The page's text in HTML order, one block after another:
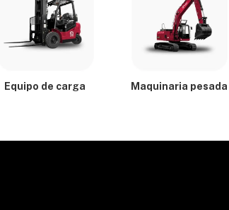
Equipo de carga Maquinaria pesada